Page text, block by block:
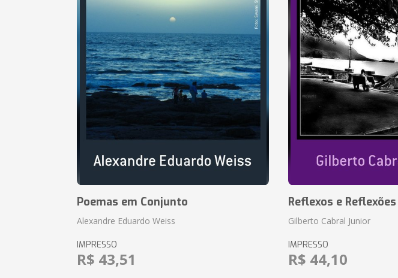
Poemas em Conjunto
Alexandre Eduardo Weiss
IMPRESSO
R$ 43,51
Reflexos e Reflexões
Gilberto Cabral Junior
IMPRESSO
R$ 44,10